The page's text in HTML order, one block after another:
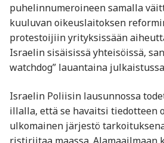
puhelinnumeroineen samalla
kuuluvan oikeuslaitoksen
protestoijiin yrityksissään
Israelin sisäisissä yhteisöissä,
watchdog” lauantaina
Israelin Poliisin lausunnossa
illalla, että se havaitsi tiedotteen
ulkomainen järjestö
ristiriitaa maassa. Alamaailmaan